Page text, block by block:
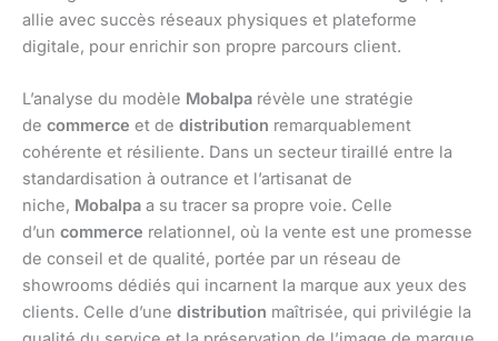
allie avec succès réseaux physiques et plateforme
digitale, pour enrichir son propre parcours client.
L’analyse du modèle Mobalpa révèle une stratégie
de commerce et de distribution remarquablement
cohérente et résiliente. Dans un secteur tiraillé entre la
standardisation à outrance et l’artisanat de
niche, Mobalpa a su tracer sa propre voie. Celle
d’un commerce relationnel, où la vente est une promesse
de conseil et de qualité, portée par un réseau de
showrooms dédiés qui incarnent la marque aux yeux des
clients. Celle d’une distribution maîtrisée, qui privilégie la